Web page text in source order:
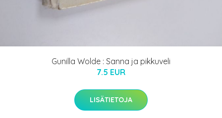
Gunilla Wolde : Sanna ja pikkuveli
7.5 EUR
LISÄTIETOJA